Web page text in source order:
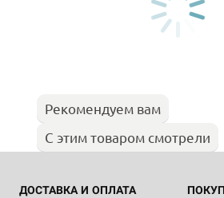
Рекомендуем вам
С этим товаром смотрели
ДОСТАВКА И ОПЛАТА